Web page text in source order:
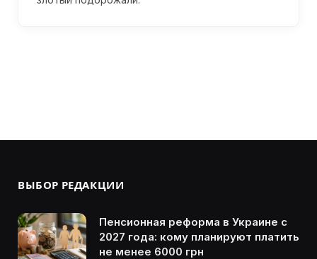
ВЫБОР РЕДАКЦИИ
Пенсионная реформа в Украине с
2027 года: кому планируют платить
не менее 6000 грн